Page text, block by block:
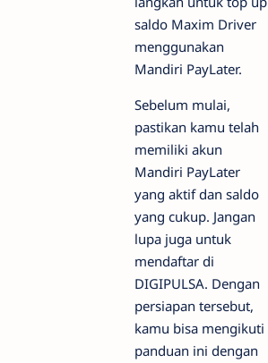
saldo Maxim Driver
menggunakan
Mandiri PayLater.
Sebelum mulai,
pastikan kamu telah
memiliki akun
Mandiri PayLater
yang aktif dan saldo
yang cukup. Jangan
lupa juga untuk
mendaftar di
DIGIPULSA. Dengan
persiapan tersebut,
kamu bisa mengikuti
panduan ini dengan